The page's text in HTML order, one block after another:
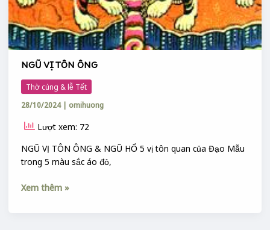
NGŨ VỊ TÔN ÔNG
Thờ cúng & lễ Tết
28/10/2024 | omihuong
Lượt xem: 72
NGŨ VỊ TÔN ÔNG & NGŨ HỔ 5 vị tôn quan của Đạo Mẫu
trong 5 màu sắc áo đỏ,
Xem thêm »